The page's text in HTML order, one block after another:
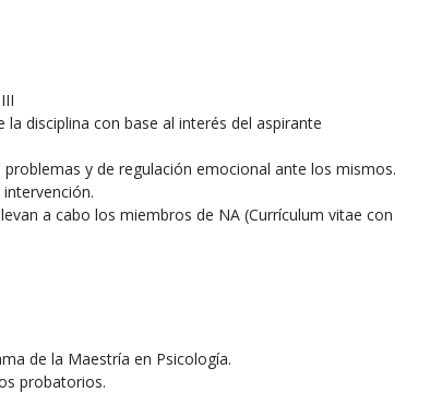
disciplina con base al interés del aspirante
y de regulación emocional ante los mismos.
a cabo los miembros de NA (Currículum vitae con
de la Maestría en Psicología.
probatorios.